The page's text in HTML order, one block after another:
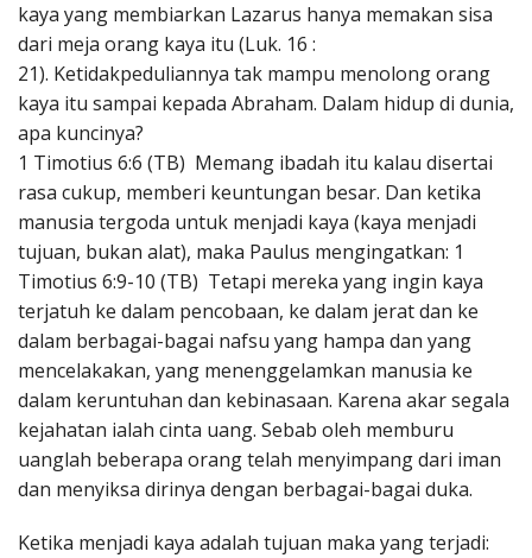
kaya yang membiarkan Lazarus hanya memakan sisa
dari meja orang kaya itu (Luk. 16 :
21). Ketidakpeduliannya tak mampu menolong orang
kaya itu sampai kepada Abraham. Dalam hidup di dunia,
apa kuncinya?
1 Timotius 6:6 (TB) Memang ibadah itu kalau disertai
rasa cukup, memberi keuntungan besar. Dan ketika
manusia tergoda untuk menjadi kaya (kaya menjadi
tujuan, bukan alat), maka Paulus mengingatkan: 1
Timotius 6:9-10 (TB) Tetapi mereka yang ingin kaya
terjatuh ke dalam pencobaan, ke dalam jerat dan ke
dalam berbagai-bagai nafsu yang hampa dan yang
mencelakakan, yang menenggelamkan manusia ke
dalam keruntuhan dan kebinasaan. Karena akar segala
kejahatan ialah cinta uang. Sebab oleh memburu
uanglah beberapa orang telah menyimpang dari iman
dan menyiksa dirinya dengan berbagai-bagai duka.
Ketika menjadi kaya adalah tujuan maka yang terjadi: